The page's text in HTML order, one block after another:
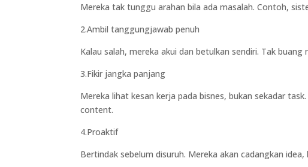
Mereka tak tunggu arahan bila ada masalah. Contoh,
2.Ambil tanggungjawab penuh
Kalau salah, mereka akui dan betulkan sendiri. Tak buang
3.Fikir jangka panjang
Mereka lihat kesan kerja pada bisnes, bukan sekadar
content.
4.Proaktif
Bertindak sebelum disuruh. Mereka akan cadangkan